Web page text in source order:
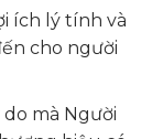
ích lý tính và
cho người
mà Người